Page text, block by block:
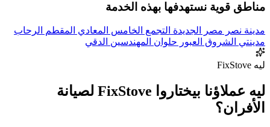
مناطق قوية نستهدفها بهذه الخدمة
مدينة نصر مصر الجديدة التجمع الخامس المعادي المقطم
الرحاب
مدينتي الشروق العبور حلوان المهندسين الدقي
ليه FixStove
ليه عملاؤنا بيختاروا FixStove لصيانة
الأفران؟